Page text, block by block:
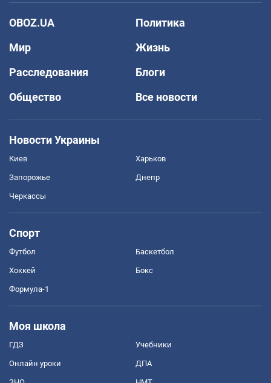
OBOZ.UA
Политика
Мир
Жизнь
Расследования
Блоги
Общество
Все новости
Новости Украины
Киев Харьков
Запорожье Днепр
Черкассы
Спорт
Футбол Баскетбол
Хоккей Бокс
Формула-1
Моя школа
ГДЗ Учебники
Онлайн уроки ДПА